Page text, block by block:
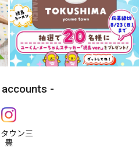
ウン三
豊